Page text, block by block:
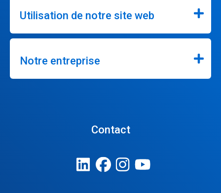
Utilisation de notre site web
Notre entreprise
Contact